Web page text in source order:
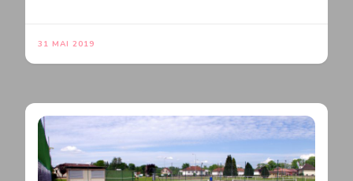
31 MAI 2019